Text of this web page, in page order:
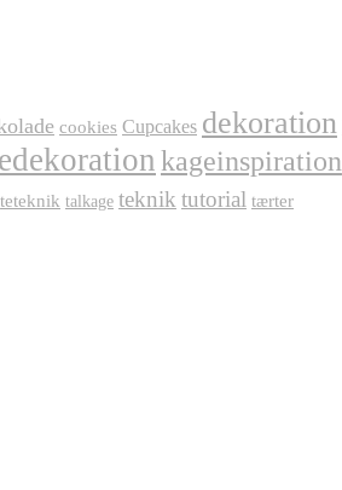
cookies Cupcakes dekoration
kageinspiration
talkage teknik tutorial tærter